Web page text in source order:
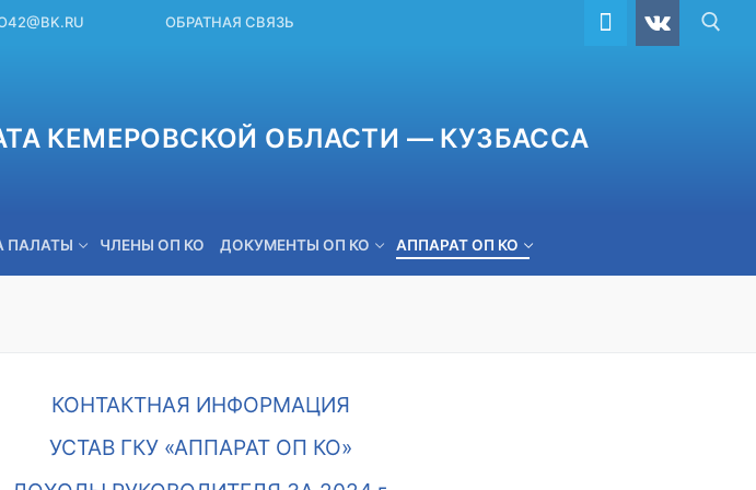
ОБРАТНАЯ СВЯЗЬ
КЕМЕРОВСКОЙ ОБЛАСТИ — КУЗБАССА
ПАЛАТЫ ЧЛЕНЫ ОП КО ДОКУМЕНТЫ ОП КО АППАРАТ ОП КО
КОНТАКТНАЯ ИНФОРМАЦИЯ
УСТАВ ГКУ «АППАРАТ ОП КО»